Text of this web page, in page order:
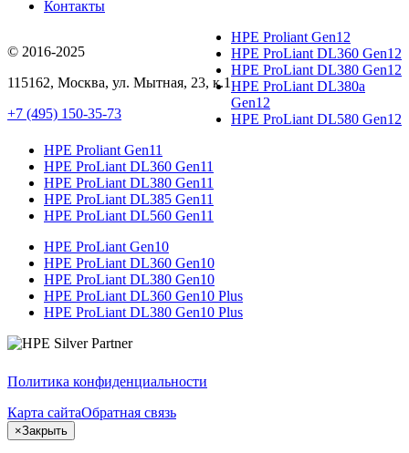
Контакты
© 2016-2025
115162, Москва, ул. Мытная, 23, к.1
+7 (495) 150-35-73
HPE Proliant Gen12
HPE ProLiant DL360 Gen12
HPE ProLiant DL380 Gen12
HPE ProLiant DL380a
Gen12
HPE ProLiant DL580 Gen12
HPE Proliant Gen11
HPE ProLiant DL360 Gen11
HPE ProLiant DL380 Gen11
HPE ProLiant DL385 Gen11
HPE ProLiant DL560 Gen11
HPE ProLiant Gen10
HPE ProLiant DL360 Gen10
HPE ProLiant DL380 Gen10
HPE ProLiant DL360 Gen10 Plus
HPE ProLiant DL380 Gen10 Plus
Политика конфиденциальности
Карта сайтаОбратная связь
×Закрыть